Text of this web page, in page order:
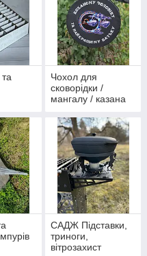
Чохол для
сковорідки /
мангалу / казана
САДЖ Підставки,
триноги,
вітрозахист